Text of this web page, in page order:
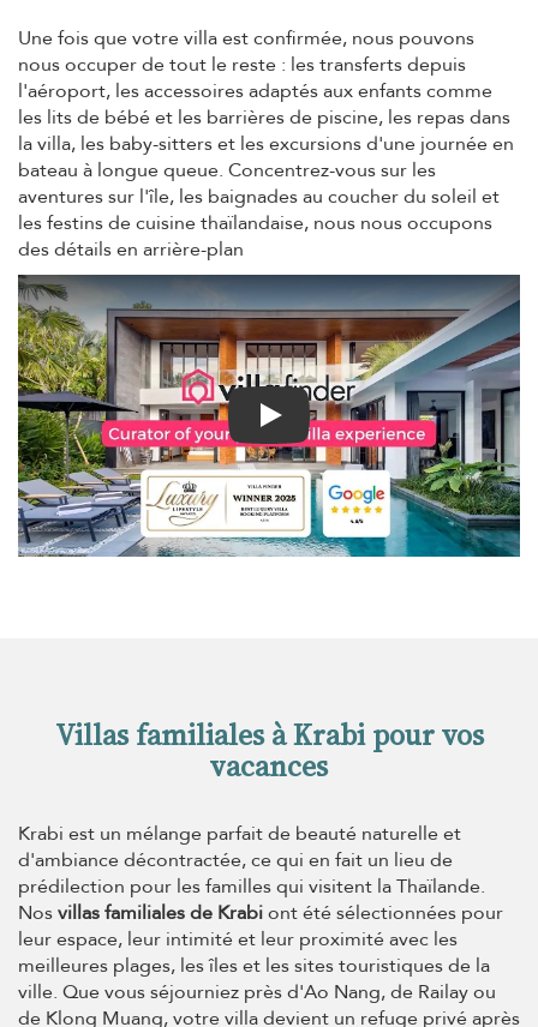
Une fois que votre villa est confirmée, nous pouvons
nous occuper de tout le reste : les transferts depuis
l'aéroport, les accessoires adaptés aux enfants comme
les lits de bébé et les barrières de piscine, les repas dans
la villa, les baby-sitters et les excursions d'une journée en
bateau à longue queue. Concentrez-vous sur les
aventures sur l'île, les baignades au coucher du soleil et
les festins de cuisine thaïlandaise, nous nous occupons
des détails en arrière-plan
Play
Villas familiales à Krabi pour vos
vacances
Krabi est un mélange parfait de beauté naturelle et
d'ambiance décontractée, ce qui en fait un lieu de
prédilection pour les familles qui visitent la Thaïlande.
Nosvillas familiales de Krabiont été sélectionnées pour
leur espace, leur intimité et leur proximité avec les
meilleures plages, les îles et les sites touristiques de la
ville. Que vous séjourniez près d'Ao Nang, de Railay ou
de Klong Muang, votre villa devient un refuge privé après